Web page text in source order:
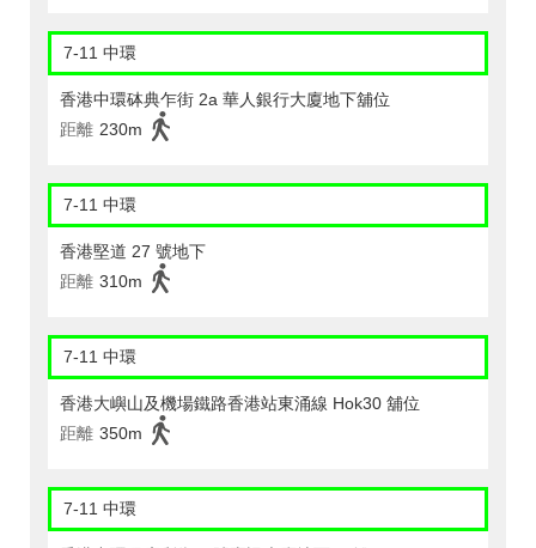
7-11 中環
香港中環砵典乍街 2a 華人銀行大廈地下舖位
距離 230m
7-11 中環
香港堅道 27 號地下
距離 310m
7-11 中環
香港大嶼山及機場鐵路香港站東涌線 Hok30 舖位
距離 350m
7-11 中環